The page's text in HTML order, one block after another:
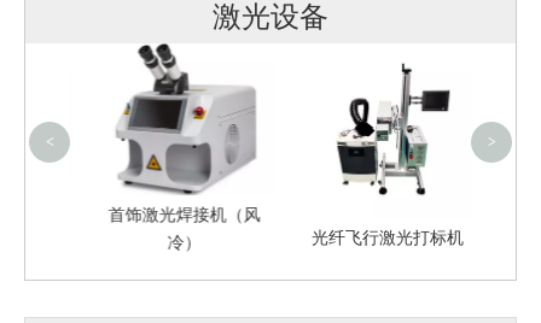
激光设备
首饰激光焊接机（风
冷）
光纤飞行激光打标机
< >